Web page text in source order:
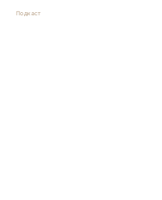
Подкаст